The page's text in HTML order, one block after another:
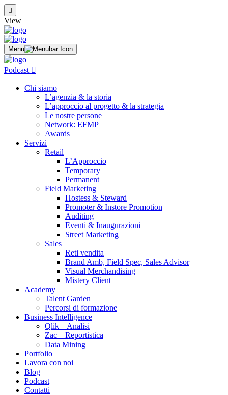
View
Menu
Podcast
Chi siamo
L’agenzia & la storia
L’approccio al progetto & la strategia
Le nostre persone
Network: EFMP
Awards
Servizi
Retail
L’Approccio
Temporary
Permanent
Field Marketing
Hostess & Steward
Promoter & Instore Promotion
Auditing
Eventi & Inaugurazioni
Street Marketing
Sales
Reti vendita
Brand Amb, Field Spec, Sales Advisor
Visual Merchandising
Mistery Client
Academy
Talent Garden
Percorsi di formazione
Business Intelligence
Qlik – Analisi
Zac – Reportistica
Data Mining
Portfolio
Lavora con noi
Blog
Podcast
Contatti